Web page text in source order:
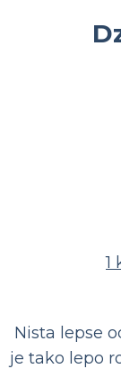
1
Nista lepse
je tako lepo